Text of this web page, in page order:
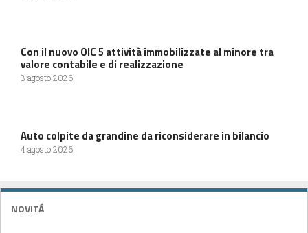
Con il nuovo OIC 5 attività immobilizzate al minore tra
valore contabile e di realizzazione
3 agosto 2026
Auto colpite da grandine da riconsiderare in bilancio
4 agosto 2026
NOVITÁ